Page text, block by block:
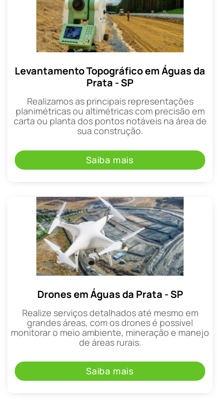
Levantamento Topográfico em Águas da
Prata - SP
Realizamos as principais representações
planimétricas ou altimétricas com precisão em
carta ou planta dos pontos notáveis na área de
sua construção.
Saiba mais
Drones em Águas da Prata - SP
Realize serviços detalhados até mesmo em
grandes áreas, com os drones é possível
monitorar o meio ambiente, mineração e manejo
de áreas rurais.
Saiba mais